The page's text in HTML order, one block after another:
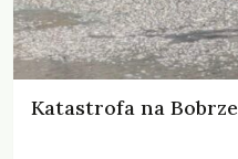
Katastrofa na Bobrze